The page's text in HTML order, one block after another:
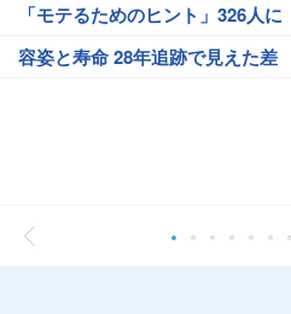
「モテるためのヒント」326人に
容姿と寿命 28年追跡で見えた差